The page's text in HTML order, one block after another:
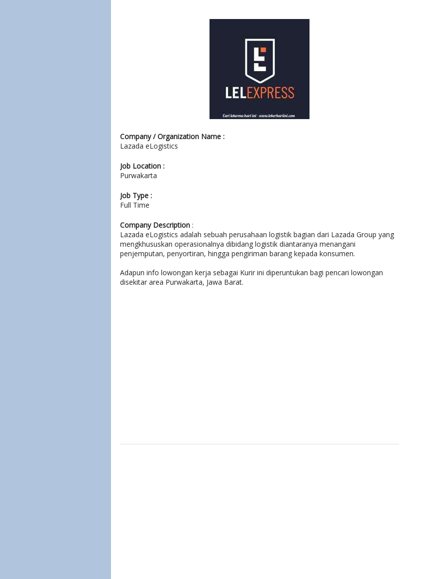
Company / Organization Name :
Lazada eLogistics
Job Location :
Purwakarta
Job Type :
Full Time
Company Description :
Lazada eLogistics adalah sebuah perusahaan logistik bagian dari Lazada Group yang
mengkhususkan operasionalnya dibidang logistik diantaranya menangani
penjemputan, penyortiran, hingga pengiriman barang kepada konsumen.
Adapun info lowongan kerja sebagai Kurir ini diperuntukan bagi pencari lowongan
disekitar area Purwakarta, Jawa Barat.